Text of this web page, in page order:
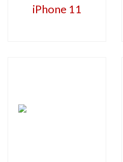
iPhone 11